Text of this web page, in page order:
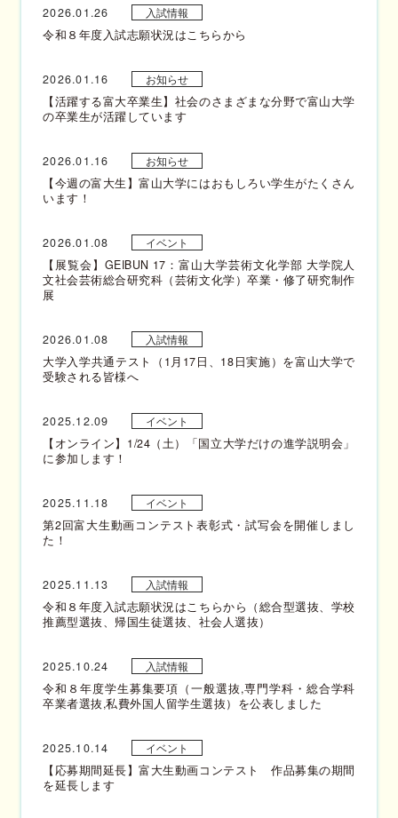
2026.01.26 入試情報
令和８年度入試志願状況はこちらから
2026.01.16 お知らせ
【活躍する富大卒業生】社会のさまざまな分野で富山大学
の卒業生が活躍しています
2026.01.16 お知らせ
【今週の富大生】富山大学にはおもしろい学生がたくさん
います！
2026.01.08 イベント
【展覧会】GEIBUN 17：富山大学芸術文化学部 大学院人
文社会芸術総合研究科（芸術文化学）卒業・修了研究制作
展
2026.01.08 入試情報
大学入学共通テスト（1月17日、18日実施）を富山大学で
受験される皆様へ
2025.12.09 イベント
【オンライン】1/24（土）「国立大学だけの進学説明会」
に参加します！
2025.11.18 イベント
第2回富大生動画コンテスト表彰式・試写会を開催しまし
た！
2025.11.13 入試情報
令和８年度入試志願状況はこちらから（総合型選抜、学校
推薦型選抜、帰国生徒選抜、社会人選抜）
2025.10.24 入試情報
令和８年度学生募集要項（一般選抜,専門学科・総合学科
卒業者選抜,私費外国人留学生選抜）を公表しました
2025.10.14 イベント
【応募期間延長】富大生動画コンテスト 作品募集の期間
を延長します